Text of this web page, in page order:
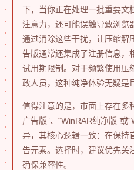
下，当你正在处理一批重要文
注意力，还可能误触导致浏览
通过消除这些干扰，让压缩解
告版通常还集成了注册信息，
试用期限制。对于频繁使用压
政人员，这种纯净体验无疑是
值得注意的是，市面上存在多
广告版”、“WinRAR纯净版”或
异，其核心逻辑一致：在保持
告元素。选择时，建议优先关
确保兼容性。